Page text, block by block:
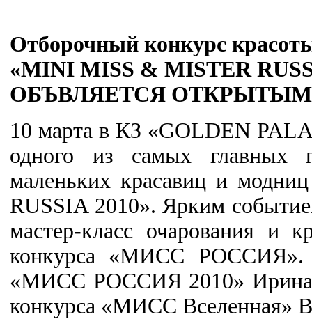
Отборочный конкурс
«MINI MISS & MISTER
ОБЪВЛЯЕТСЯ
10 марта в КЗ «GOLDEN
одного из самых главных
маленьких красавиц и
RUSSIA 2010». Ярким
мастер-класс очарования и
конкурса «МИСС РОССИЯ».
«МИСС РОССИЯ 2010» Ирина
конкурса «МИСС Вселенная»